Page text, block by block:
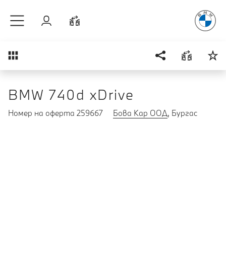
Вход
Преглед
BMW 740d xDrive
Номер на оферта 259667 Бова Кар ООД, Бургас